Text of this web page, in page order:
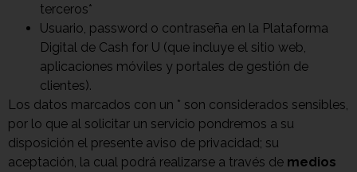
terceros*
Usuario, password o contraseña en la Plataforma
Digital de Cash for U (que incluye el sitio web,
aplicaciones móviles y portales de gestión de
clientes).
Los datos marcados con un * son considerados sensibles,
por lo que al solicitar un servicio pondremos a su
disposición el presente aviso de privacidad; su
aceptación, la cual podrá realizarse a través de medios